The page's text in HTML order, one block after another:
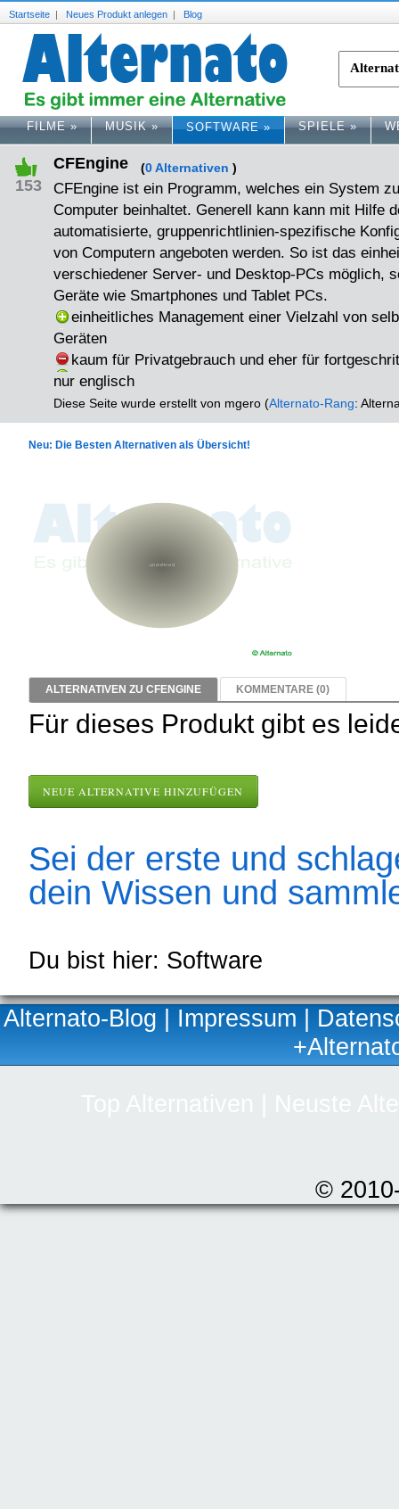
Startseite | Neues Produkt anlegen | Blog
FILME» MUSIK» SOFTWARE» SPIELE»
153
CFEngine (0 Alternativen )
CFEngine ist ein Programm, welches ein System
Computer beinhaltet. Generell kann kann mit Hilfe
automatisierte, gruppenrichtlinien-spezifische
von Computern angeboten werden. So ist das
verschiedener Server- und Desktop-PCs möglich,
Geräte wie Smartphones und Tablet PCs.
einheitliches Management einer Vielzahl von
Geräten
kaum für Privatgebrauch und eher für
nur englisch
Diese Seite wurde erstellt von mgero (Alternato-Rang:
Neu: Die Besten Alternativen als Übersicht!
ALTERNATIVEN ZU CFENGINE KOMMENTARE (0)
Für dieses Produkt gibt es
NEUE ALTERNATIVE HINZUFÜGEN
Sei der erste und
dein Wissen und
Du bist hier: Software
Alternato-Blog | Impressum |
©